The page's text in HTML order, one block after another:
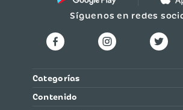
Síguenos en redes
Categorías
Contenido